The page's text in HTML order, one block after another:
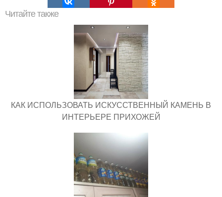
Читайте также
КАК ИСПОЛЬЗОВАТЬ ИСКУССТВЕННЫЙ КАМЕНЬ В
ИНТЕРЬЕРЕ ПРИХОЖЕЙ